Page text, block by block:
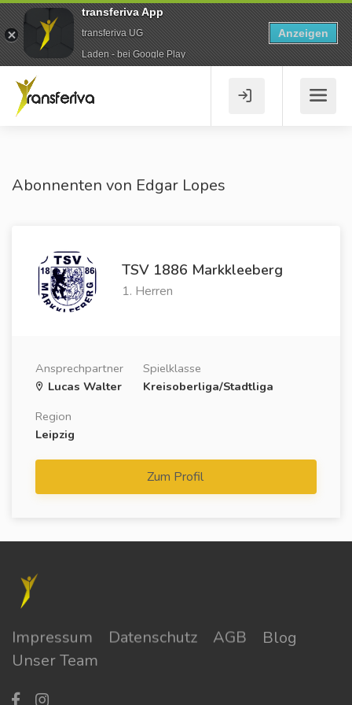
Abonnenten von Edgar Lopes
TSV 1886 Markkleeberg
1. Herren
Ansprechpartner
Lucas Walter
Spielklasse
Kreisoberliga/Stadtliga
Region
Leipzig
Zum Profil
Impressum Datenschutz AGB
Blog
Unser Team
transferiva App
transferiva UG
Laden - bei Google Play
Anzeigen